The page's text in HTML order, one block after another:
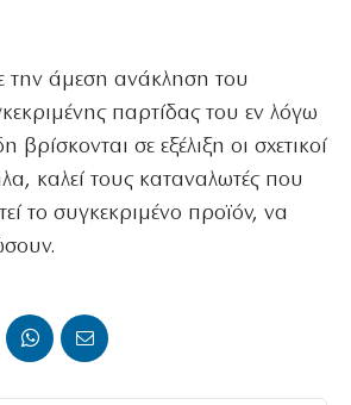
την άμεση ανάκληση του
παρτίδας του εν λόγω
βρίσκονται σε εξέλιξη οι σχετικοί
καλεί τους καταναλωτές που
το συγκεκριμένο προϊόν, να